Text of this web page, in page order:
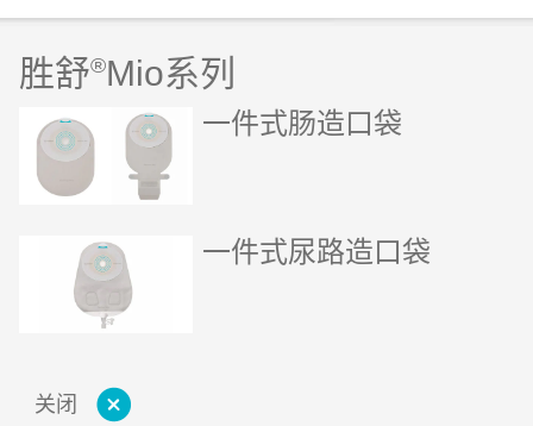
胜舒®Mio系列
一件式肠造口袋
一件式尿路造口袋
关闭